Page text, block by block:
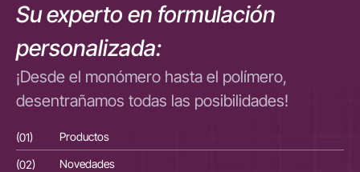
Su experto en formulación
personalizada:
¡Desde el monómero hasta el polímero,
desentrañamos todas las posibilidades!
(01) Productos
(02)
Novedades